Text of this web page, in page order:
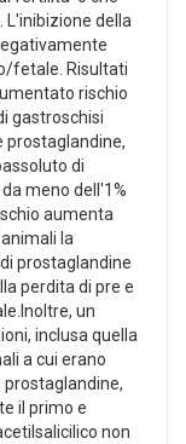
della
fetale. Risultati
rischio
gastroschisi
prostaglandine,
di
meno dell'1%
aumenta
la
prostaglandine
perdita di pre e
un
inclusa quella
a cui erano
il primo e
non